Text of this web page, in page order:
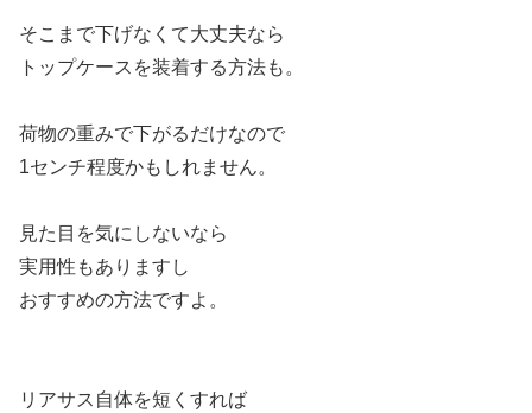
そこまで下げなくて大丈夫なら
トップケースを装着する方法も。
荷物の重みで下がるだけなので
1センチ程度かもしれません。
見た目を気にしないなら
実用性もありますし
おすすめの方法ですよ。
リアサス自体を短くすれば